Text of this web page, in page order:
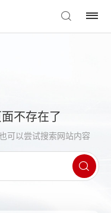
不存在了
可以尝试搜索网站内容